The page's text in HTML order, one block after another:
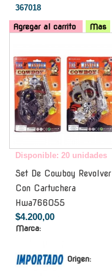
367018
Agregar al carrito Mas
Disponible: 20 unidades
Set De Cowboy Revolver
Con Cartuchera
Hwa766055
$4.200,00
Marca:
Origen: